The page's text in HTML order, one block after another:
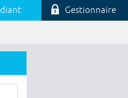
Gestionnaire